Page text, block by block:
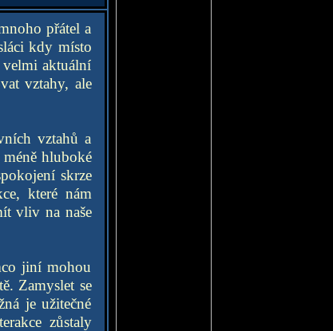
přátel a
kdy místo
aktuální
vztahy, ale
vztahů a
hluboké
skrze
které nám
vliv na naše
jiní mohou
Zamyslet se
je užitečné
zůstaly